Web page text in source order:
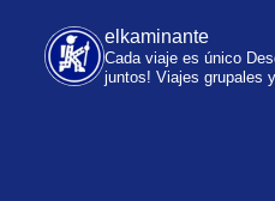
elkaminante
Cada viaje es único
juntos! Viajes grupales